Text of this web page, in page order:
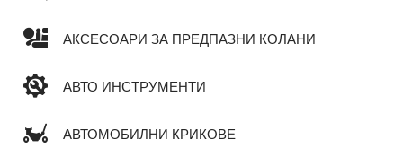
АКСЕСОАРИ ЗА ПРЕДПАЗНИ КОЛАНИ
АВТО ИНСТРУМЕНТИ
АВТОМОБИЛНИ КРИКОВЕ